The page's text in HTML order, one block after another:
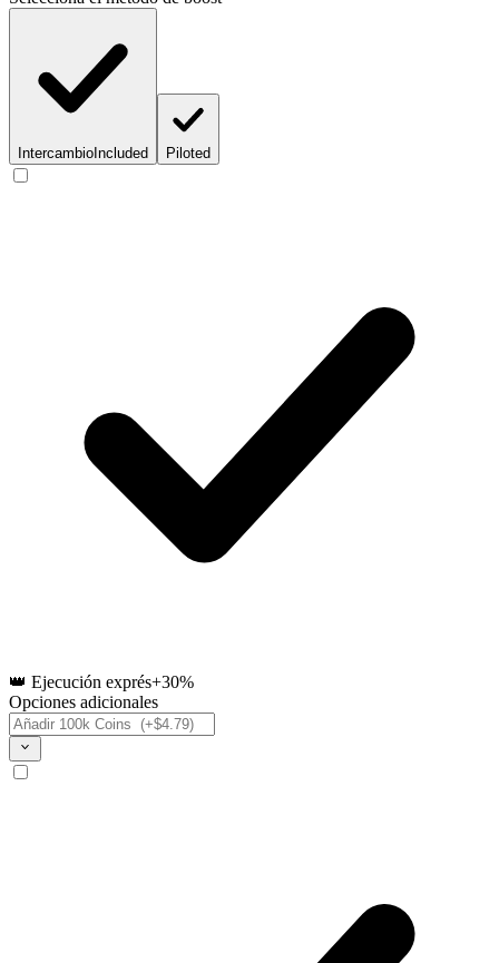
Intercambio Included Piloted
👑 Ejecución exprés+30%
Opciones adicionales